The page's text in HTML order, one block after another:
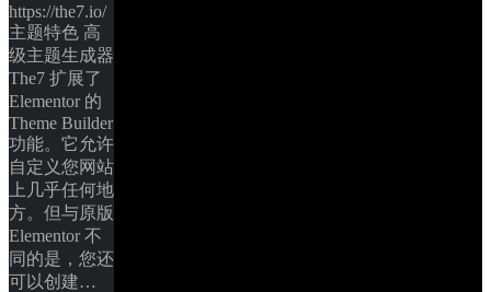
https://the7.io/
主题特色 高
级主题生成器
The7 扩展了
Elementor 的
Theme Builder
功能。它允许
自定义您网站
上几乎任何地
方。但与原版
Elementor 不
同的是，您还
可以创建…